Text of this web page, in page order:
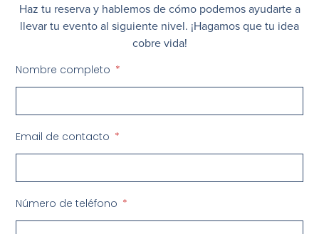
Haz tu reserva y hablemos de cómo podemos ayudarte a
llevar tu evento al siguiente nivel. ¡Hagamos que tu idea
cobre vida!
Nombre completo
Email de contacto
Número de teléfono